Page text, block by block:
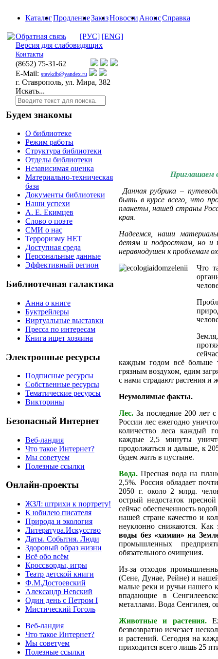
КаталогПродлениеЗаказНовости АнонсСправка
Обратная связь [РУС] [ENG]
Версия для слабовидящих
Контакты
(8652) 75-31-62
E-Mail: stavkdb@yandex.ru
г. Ставрополь, ул. Мира, 382
Искать...
Будем знакомы
О библиотеке
Режим работы
Структура библиотеки
Отделы библиотеки
Независимая оценка
Материально-техническая
база
Документы библиотеки
Наши успехи
А. Е. Екимцев
Слово о поэте
СМИ о нас
Терроризму НЕТ
Доступная среда
Персональные данные
Эффективный регион
Библиотечная галактика
Анна о книге
Буктрейлеры
Виртуальные выставки
Пресса по интересам
Книга ищет хозяина
Электронные ресурсы
Подписные ресурсы
Собственные ресурсы
Тематические ресурсы
Викторины
Безопасный Интернет
Веб-ландия
Что такое Интернет?
Мы советуем
Полезные ссылки
Онлайн-проекты
ЖЗЛ: штрихи к портрету!
К юбилею писателя
Природа и экология
Литература.Искусство
Даты. События. Люди
Здоровый образ жизни
Всё обо всём
Кроссворды, игры
Театр детской книги
Ф.М.Достоевский
Александр Невский
Один день с Петром I
Мистический Гоголь
Веб-ландия
Что такое Интернет?
Мы советуем
Полезные ссылки
Приглашаем
Данная рубрика –
быть в курсе всего, что
планеты, нашей страны
края.
Надеемся, наши
детям и подросткам, но и
неравнодушен к проблемам
Что
каждым годом всё
грязным воздухом, едим
с нами страдают растения и
Неумолимые факты.
Лес. За последние 200 лет
России лес ежегодно
количество леса каждый
каждые 2,5 минуты
продолжаться и дальше, к
будем жить в пустыне.
Вода. Пресная вода на
2,5%. Россия обладает
2050 г. около 2 млрд.
острый недостаток
сейчас обеспеченность
нашей стране качество и
неуклонно снижаются. Как
воды без «химии» на
промышленных
обязательного очищения.
Из-за отходов
(Сене, Дунае, Рейне) и
малые реки и ручьи нашего
впадающие в
металлами. Вода Сенгилея,
Животные и растения.
безвозвратно исчезает
и растений. Сегодня на
приходится всего лишь 25